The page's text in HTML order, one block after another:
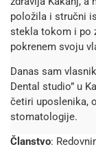
položila i stručni
stekla tokom i po
pokrenem svoju
Danas sam
Dental studio” u
četiri uposlenika,
stomatologije.
Članstvo: